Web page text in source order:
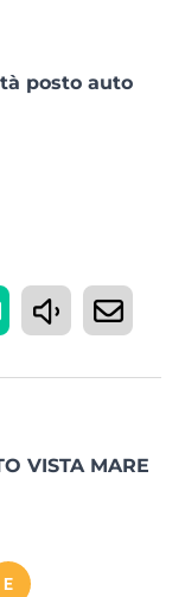
posto auto
VISTA MARE
E